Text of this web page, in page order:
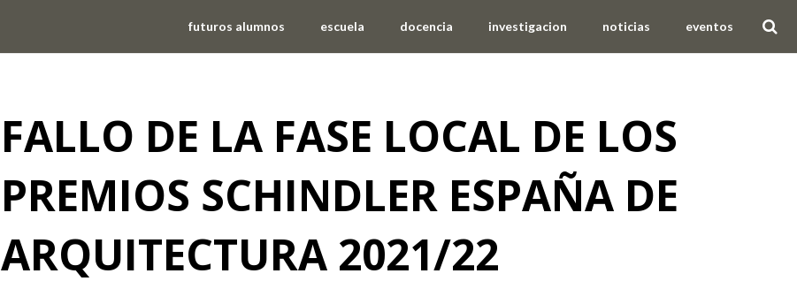
futuros alumnos escuela docencia investigacion noticias eventos
FALLO DE LA FASE LOCAL DE LOS
PREMIOS SCHINDLER ESPAÑA DE
ARQUITECTURA 2021/22